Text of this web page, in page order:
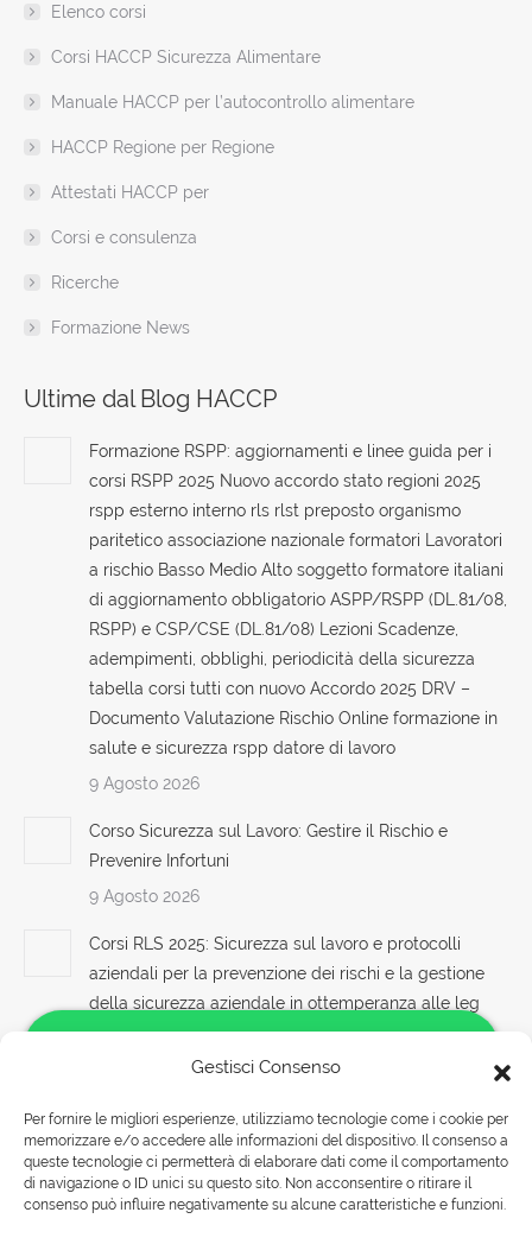
Gestisci Consenso
Per fornire le migliori esperienze, utilizziamo tecnologie come i cookie per
memorizzare e/o accedere alle informazioni del dispositivo. Il consenso a
queste tecnologie ci permetterà di elaborare dati come il comportamento
di navigazione o ID unici su questo sito. Non acconsentire o ritirare il
consenso può influire negativamente su alcune caratteristiche e funzioni.
new
window
new
window
new
windowwindowwindowwindow
new
Elenco corsi
Corsi HACCP Sicurezza Alimentare
Manuale HACCP per l’autocontrollo alimentare
HACCP Regione per Regione
Attestati HACCP per
Corsi e consulenza
Ricerche
Formazione News
Ultime dal Blog HACCP
Formazione RSPP: aggiornamenti e linee guida per i
corsi RSPP 2025 Nuovo accordo stato regioni 2025
rspp esterno interno rls rlst preposto organismo
paritetico associazione nazionale formatori Lavoratori
a rischio Basso Medio Alto soggetto formatore italiani
di aggiornamento obbligatorio ASPP/RSPP (DL.81/08,
RSPP) e CSP/CSE (DL.81/08) Lezioni Scadenze,
adempimenti, obblighi, periodicità della sicurezza
tabella corsi tutti con nuovo Accordo 2025 DRV –
Documento Valutazione Rischio Online formazione in
salute e sicurezza rspp datore di lavoro
9 Agosto 2026
Corso Sicurezza sul Lavoro: Gestire il Rischio e
Prevenire Infortuni
9 Agosto 2026
Corsi RLS 2025: Sicurezza sul lavoro e protocolli
aziendali per la prevenzione dei rischi e la gestione
della sicurezza aziendale in ottemperanza alle leg
Nuovo accordo stato regioni 2025 nuovi codici ateco
corso parte base generale haccp prima seconda
RSPP (DL SPP) Corsi DLSPP gratuiti gratis crediti
formazione preventivo impresa edile agricola
Formatore sicurezza: facsimile autocertificazione
requisiti diventare obblighi formazione partecipata
Salve!
Come possiamo aiutarti?